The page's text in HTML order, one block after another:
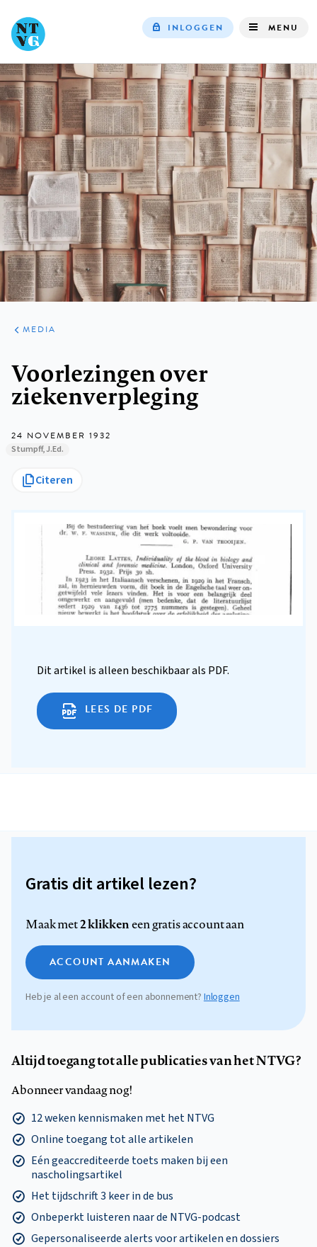
navigation
INLOGGEN MENU
ARTIKELEN
VARIA
MEDIA
Voorlezingen over
ziekenverpleging
24 NOVEMBER 1932
Stumpff, J.Ed.
Citeren
Dit artikel is alleen beschikbaar als PDF.
LEES DE PDF
Gratis dit artikel lezen?
Maak met2 klikkeneen gratis account aan
ACCOUNT AANMAKEN
Heb je al een account of een abonnement? Inloggen
Altijd toegang tot alle publicaties van het NTVG?
Abonneer vandaag nog!
12 weken kennismaken met het NTVG
Online toegang tot alle artikelen
Eén geaccrediteerde toets maken bij een
nascholingsartikel
Het tijdschrift 3 keer in de bus
Onbeperkt luisteren naar de NTVG-podcast
Gepersonaliseerde alerts voor artikelen en dossiers